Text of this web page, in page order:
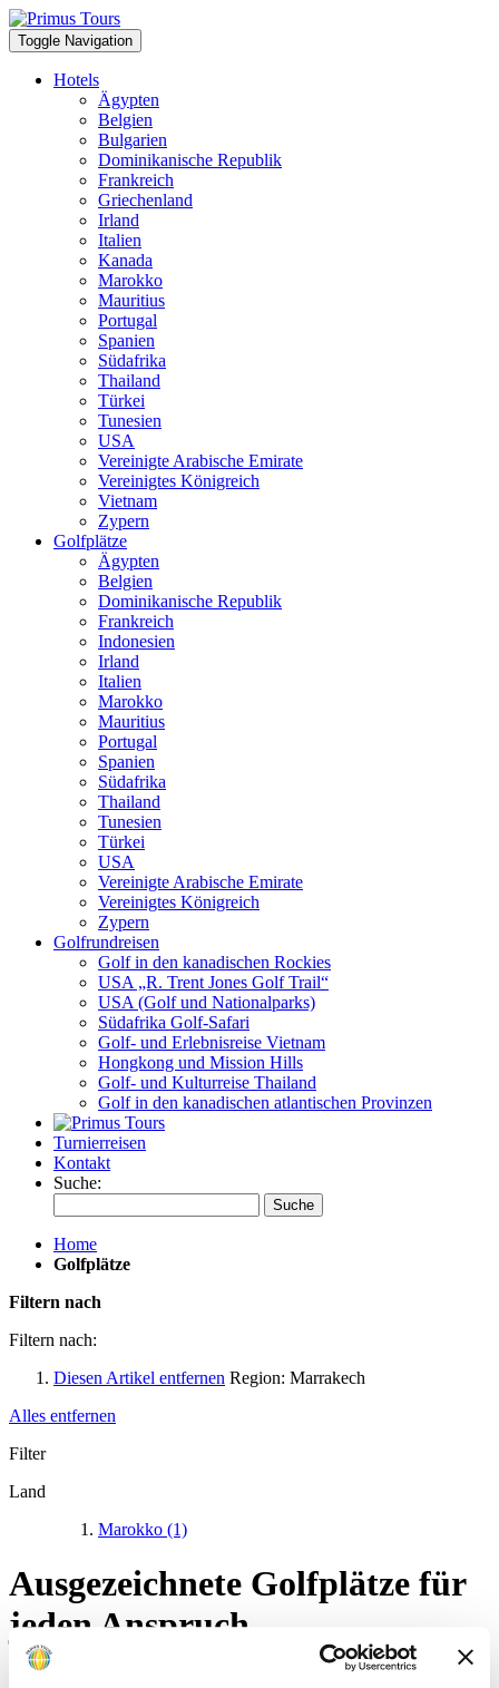
Toggle Navigation
Hotels
Ägypten
Belgien
Bulgarien
Dominikanische Republik
Frankreich
Griechenland
Irland
Italien
Kanada
Marokko
Mauritius
Portugal
Spanien
Südafrika
Thailand
Türkei
Tunesien
USA
Vereinigte Arabische Emirate
Vereinigtes Königreich
Vietnam
Zypern
Golfplätze
Ägypten
Belgien
Dominikanische Republik
Frankreich
Indonesien
Irland
Italien
Marokko
Mauritius
Portugal
Spanien
Südafrika
Thailand
Tunesien
Türkei
USA
Vereinigte Arabische Emirate
Vereinigtes Königreich
Zypern
Golfrundreisen
Golf in den kanadischen Rockies
USA „R. Trent Jones Golf Trail“
USA (Golf und Nationalparks)
Südafrika Golf-Safari
Golf- und Erlebnisreise Vietnam
Hongkong und Mission Hills
Golf- und Kulturreise Thailand
Golf in den kanadischen atlantischen Provinzen
Turnierreisen
Kontakt
Suche:
Suche
Home
Golfplätze
Filtern nach
Filtern nach:
Diesen Artikel entfernen Region: Marrakech
Alles entfernen
Filter
Land
Marokko (1)
Ausgezeichnete Golfplätze für
jeden Anspruch